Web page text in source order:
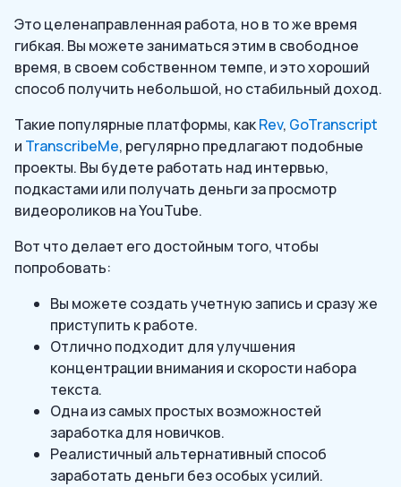
Это целенаправленная работа, но в то же время
гибкая. Вы можете заниматься этим в свободное
время, в своем собственном темпе, и это хороший
способ получить небольшой, но стабильный доход.
Такие популярные платформы, какRev, GoTranscript
и TranscribeMe, регулярно предлагают подобные
проекты. Вы будете работать над интервью,
подкастами или получать деньги за просмотр
видеороликов на YouTube.
Вот что делает его достойным того, чтобы
попробовать:
Вы можете создать учетную запись и сразу же
приступить к работе.
Отлично подходит для улучшения
концентрации внимания и скорости набора
текста.
Одна из самых простых возможностей
заработка для новичков.
Реалистичный альтернативный способ
заработать деньги без особых усилий.